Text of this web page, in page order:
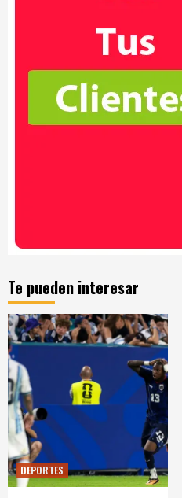
Te pueden interesar
DEPORTES